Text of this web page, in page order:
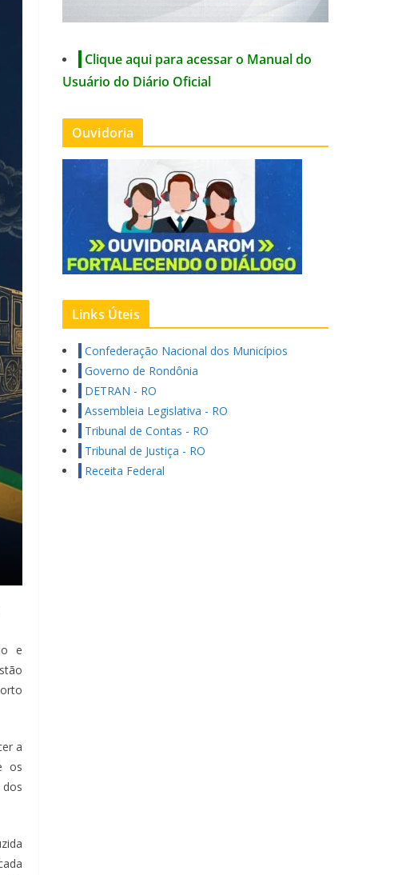
e
a
os
Clique aqui para acessar o Manual do
Usuário do Diário Oficial
Ouvidoria
Links Úteis
Confederação Nacional dos Municípios
Governo de Rondônia
DETRAN - RO
Assembleia Legislativa - RO
Tribunal de Contas - RO
Tribunal de Justiça - RO
Receita Federal